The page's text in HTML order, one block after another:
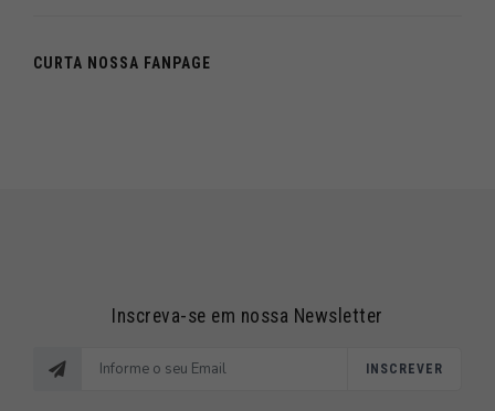
CURTA NOSSA FANPAGE
Inscreva-se em nossa Newsletter
INSCREVER